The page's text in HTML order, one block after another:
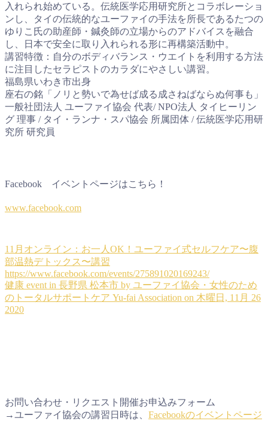
入れられ始めている。伝統医学応用研究所とコラボレーショ
ンし、タイの伝統的なユーファイの手法を所長であるたつの
ゆりこ氏の助産師・鍼灸師の立場からのアドバイスを融合
し、日本で安全に取り入れられる形に再構築活動中。
講習特徴：自分のボディバランス・ウエイトを利用する方法
に注目したセラピストのカラダにやさしい講習。
福島県いわき市出身
座右の銘「ノリと勢いで為せば成る成さねばならぬ何事も」
一般社団法人 ユーファイ協会 代表/ NPO法人 タイヒーリン
グ 理事 / タイ・ランナ・スパ協会 所属団体 / 伝統医学応用研
究所 研究員
Facebook イベントページはこちら！
www.facebook.com
11月オンライン：お一人OK！ユーファイ式セルフケア〜腹
部温熱デトックス〜講習
https://www.facebook.com/events/275891020169243/
健康 event in 長野県 松本市 by ユーファイ協会・女性のため
のトータルサポートケア Yu-fai Association on 木曜日, 11月 26
2020
お問い合わせ・リクエスト開催お申込みフォーム
→ユーファイ協会の講習日時は、 Facebookのイベントページ